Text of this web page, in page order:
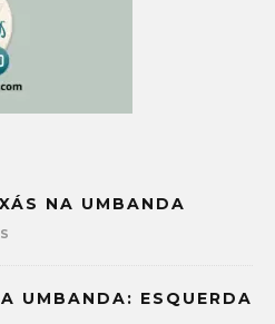
NA UMBANDA
UMBANDA: ESQUERDA